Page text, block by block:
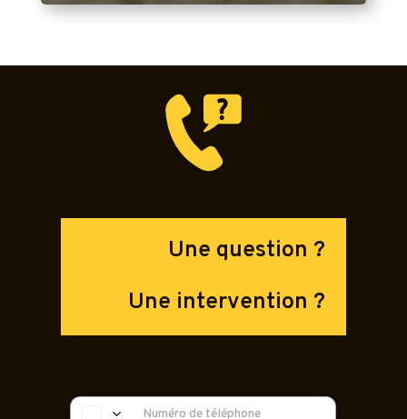
Une question ?
Une intervention ?